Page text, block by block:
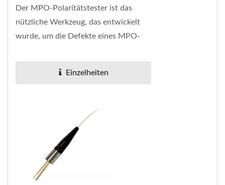
Der MPO-Polaritätstester ist das
nützliche Werkzeug, das entwickelt
wurde, um die Defekte eines MPO-
Einzelheiten